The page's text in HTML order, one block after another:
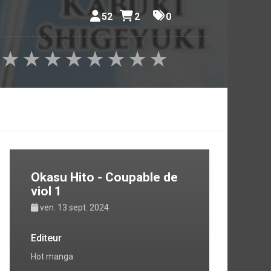
des
avec
est
où
attiré
de
52 2 0
★
★
★
★
★
★
★
★
Okasu Hito - Coupable de
viol 1
ven. 13 sept. 2024
Editeur
Hot manga